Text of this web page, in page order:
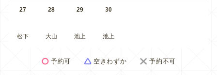
27
松下
28
大山
29
池上
30
池上
予約可 空きわずか 予約不可